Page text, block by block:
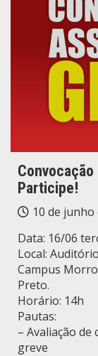
Participe!
10 de junho
Data: 16/06
Local:
Campus
Preto.
Horário: 14h
Pautas:
– Avaliação
greve